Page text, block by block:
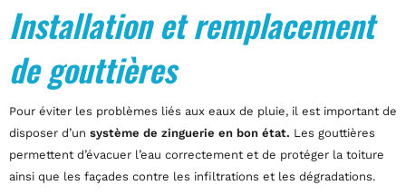
Installation et remplacement
de gouttières
Pour éviter les problèmes liés aux eaux de pluie, il est important de
disposer d’un système de zinguerie en bon état. Les gouttières
permettent d’évacuer l’eau correctement et de protéger la toiture
ainsi que les façades contre les infiltrations et les dégradations.